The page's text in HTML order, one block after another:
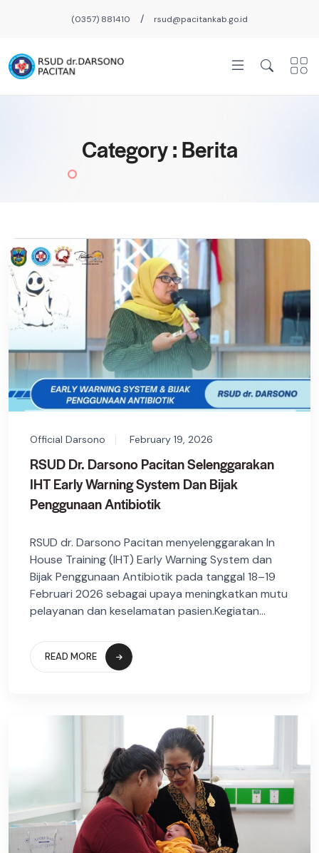
(0357) 881410 / rsud@pacitankab.go.id
Category : Berita
Official Darsono February 19, 2026
RSUD Dr. Darsono Pacitan Selenggarakan
IHT Early Warning System Dan Bijak
Penggunaan Antibiotik
RSUD dr. Darsono Pacitan menyelenggarakan In
House Training (IHT) Early Warning System dan
Bijak Penggunaan Antibiotik pada tanggal 18–19
Februari 2026 sebagai upaya meningkatkan mutu
pelayanan dan keselamatan pasien.Kegiatan...
READ MORE